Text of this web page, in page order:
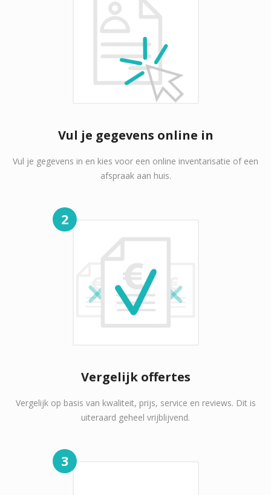
Vul je gegevens online in
Vul je gegevens in en kies voor een online inventarisatie of een
afspraak aan huis.
2
Vergelijk offertes
Vergelijk op basis van kwaliteit, prijs, service en reviews. Dit is
uiteraard geheel vrijblijvend.
3